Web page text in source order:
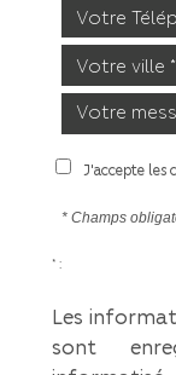
J'accepte les
* Champs
* :
Les
sont